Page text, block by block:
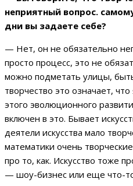
неприятный вопрос.
дни вы задаете себе?
— Нет, он не обязательно
просто процесс, это не
можно подметать улицы,
творчество это означает,
этого эволюционного
включен в это. Бывает
деятели искусства мало
математики очень
про то, как. Искусство тоже
— шоу-бизнес или еще что-